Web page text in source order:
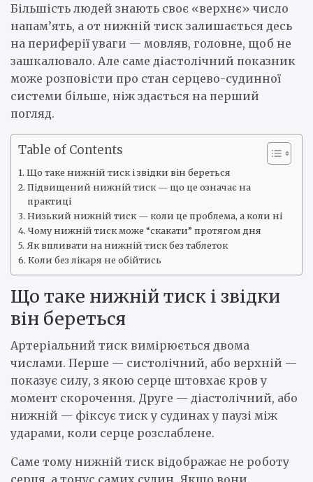
Більшість людей знають своє «верхнє» число
напам’ять, а от нижній тиск залишається десь
на периферії уваги — мовляв, головне, щоб не
зашкалювало. Але саме діастолічний показник
може розповісти про стан серцево-судинної
системи більше, ніж здається на перший
погляд.
Table of Contents
Що таке нижній тиск і звідки він береться
Підвищений нижній тиск — що це означає на
практиці
Низький нижній тиск — коли це проблема, а коли ні
Чому нижній тиск може “скакати” протягом дня
Як впливати на нижній тиск без таблеток
Коли без лікаря не обійтись
Що таке нижній тиск і звідки
він береться
Артеріальний тиск вимірюється двома
числами. Перше — систолічний, або верхній —
показує силу, з якою серце штовхає кров у
момент скорочення. Друге — діастолічний, або
нижній — фіксує тиск у судинах у паузі між
ударами, коли серце розслаблене.
Саме тому нижній тиск відображає не роботу
серця, а тонус самих судин. Якщо вони